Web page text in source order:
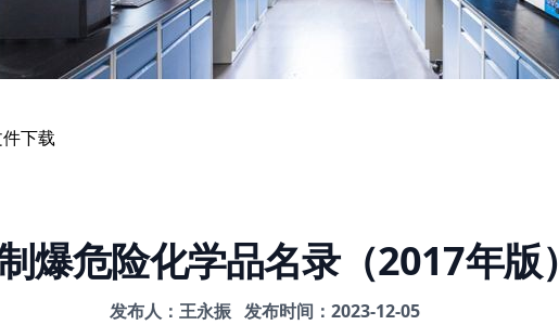
下载
爆危险化学品名录（2017年版）
发布人：王永振 发布时间：2023-12-05